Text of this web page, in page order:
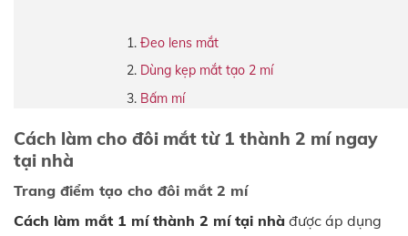
Đeo lens mắt
Dùng kẹp mắt tạo 2 mí
Bấm mí
Cách làm cho đôi mắt từ 1 thành 2 mí ngay
tại nhà
Trang điểm tạo cho đôi mắt 2 mí
Cách làm mắt 1 mí thành 2 mí tại nhà được áp dụng